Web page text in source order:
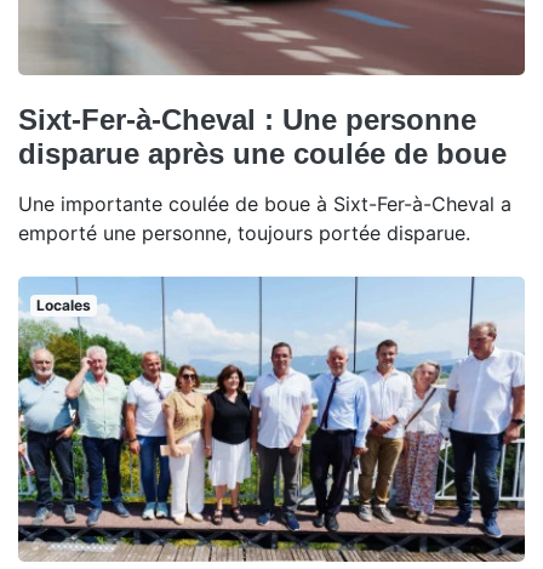
Sixt-Fer-à-Cheval : Une personne
disparue après une coulée de boue
Une importante coulée de boue à Sixt-Fer-à-Cheval a
emporté une personne, toujours portée disparue.
Locales